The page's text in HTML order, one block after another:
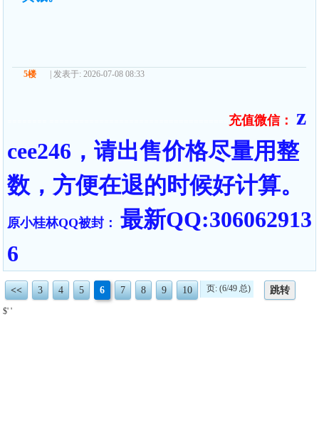
5楼 | 发表于: 2026-07-08 08:33
充值微信：
z
cee246，请出售价格尽量用整
数，方便在退的时候好计算。
原小桂林QQ被封： 最新QQ:306062913
6
<< 3 4 5 6 7 8 9 10 页: (6/49 总) 跳转
$' '